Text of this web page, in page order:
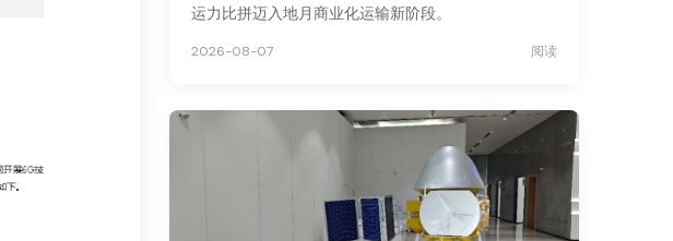
运力比拼迈入地月商业化运输新阶段。
2026-08-07 阅读